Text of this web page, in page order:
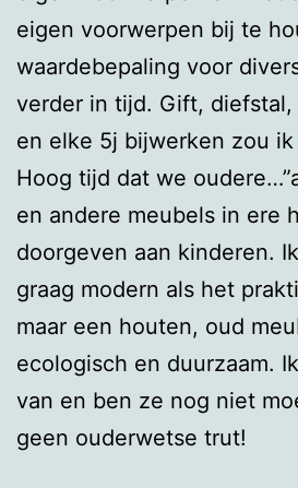
eigen voorwerpen bij te
waardebepaling voor
verder in tijd. Gift,
en elke 5j bijwerken zou
Hoog tijd dat we
en andere meubels in ere
doorgeven aan kinderen.
graag modern als het
maar een houten, oud
ecologisch en duurzaam.
van en ben ze nog niet
geen ouderwetse trut!